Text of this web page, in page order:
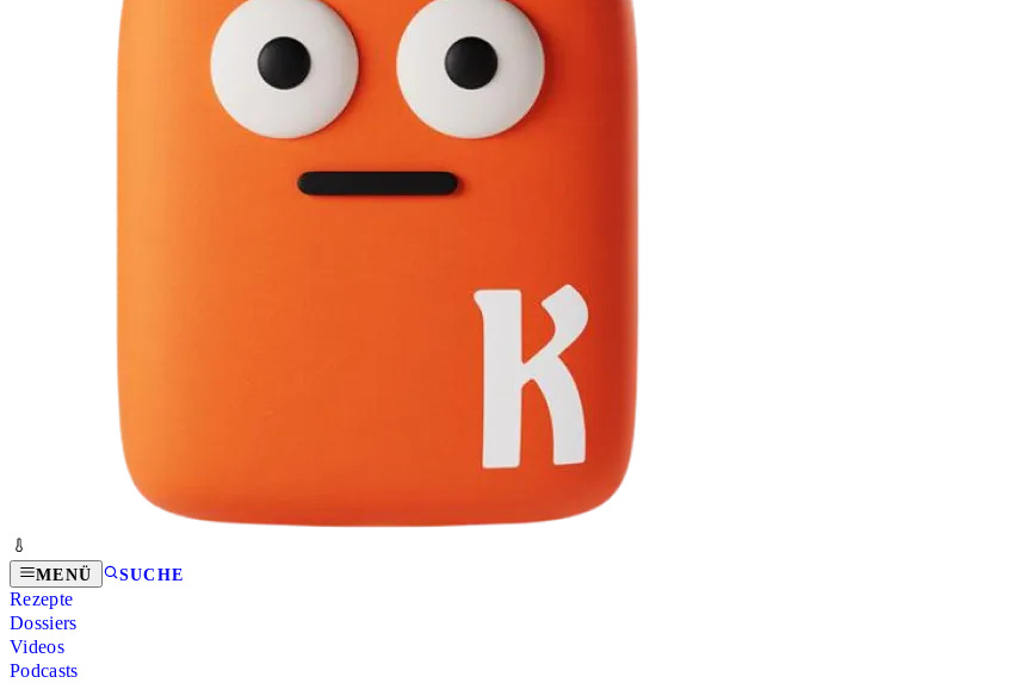
MENÜ SUCHE
Rezepte
Dossiers
Videos
Podcasts